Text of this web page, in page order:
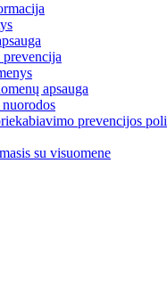
apsauga
prevencijos
su visuomene